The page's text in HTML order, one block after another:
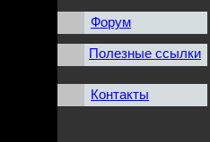
Форум
Полезные ссылки
Контакты